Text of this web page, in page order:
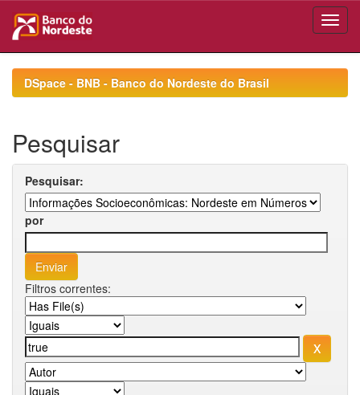
navigationDSpace - BNB - Banco do Nordeste do Brasil
Pesquisar
Pesquisar:
por
Filtros correntes: